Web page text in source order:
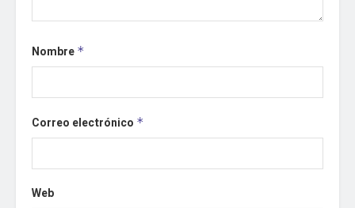
Nombre *
Correo electrónico *
Web